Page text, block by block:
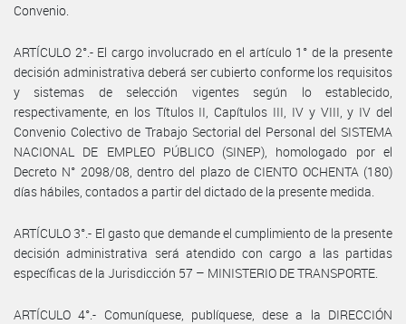
Convenio.
ARTÍCULO 2°.- El cargo involucrado en el artículo 1° de la presente
decisión administrativa deberá ser cubierto conforme los requisitos
y sistemas de selección vigentes según lo establecido,
respectivamente, en los Títulos II, Capítulos III, IV y VIII, y IV del
Convenio Colectivo de Trabajo Sectorial del Personal del SISTEMA
NACIONAL DE EMPLEO PÚBLICO (SINEP), homologado por el
Decreto N° 2098/08, dentro del plazo de CIENTO OCHENTA (180)
días hábiles, contados a partir del dictado de la presente medida.
ARTÍCULO 3°.- El gasto que demande el cumplimiento de la presente
decisión administrativa será atendido con cargo a las partidas
específicas de la Jurisdicción 57 – MINISTERIO DE TRANSPORTE.
ARTÍCULO 4°.- Comuníquese, publíquese, dese a la DIRECCIÓN